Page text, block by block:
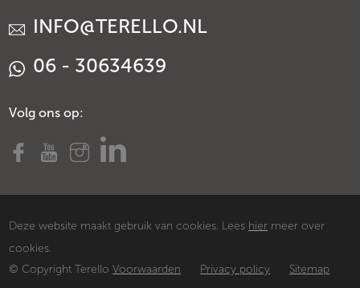
INFO@TERELLO.NL
06 - 30634639
Volg ons op:
Deze website maakt gebruik van cookies. Lees hier meer over
cookies.
© Copyright TerelloVoorwaarden Privacy policy Sitemap